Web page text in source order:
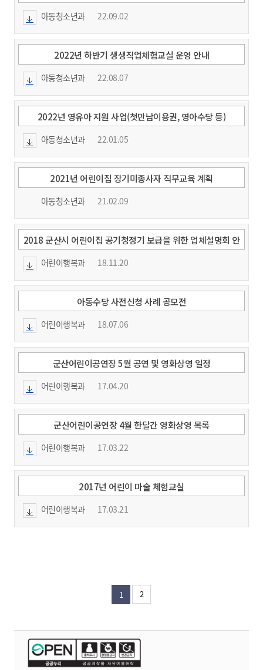
아동청소년과 22.09.02
2022년 하반기 생생직업체험교실 운영 안내
아동청소년과 22.08.07
2022년 영유아 지원 사업(첫만남이용권, 영아수당 등)
아동청소년과 22.01.05
2021년 어린이집 장기미종사자 직무교육 계획
아동청소년과 21.02.09
2018 군산시 어린이집 공기청정기 보급을 위한 업체설명회 안
내
어린이행복과 18.11.20
아동수당 사전신청 사례 공모전
어린이행복과 18.07.06
군산어린이공연장 5월 공연 및 영화상영 일정
어린이행복과 17.04.20
군산어린이공연장 4월 한달간 영화상영 목록
어린이행복과 17.03.22
2017년 어린이 마술 체험교실
어린이행복과 17.03.21
1 2